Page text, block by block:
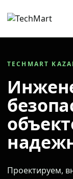
TECHMART
Проектируем,